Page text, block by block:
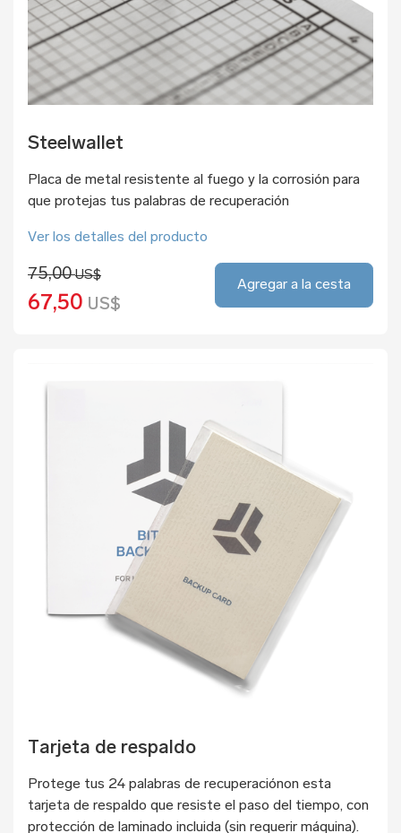
Steelwallet
Placa de metal resistente al fuego y la corrosión para
que protejas tus palabras de recuperación
Ver los detalles del producto
75,00US$
67,50 US$
Agregar a la cesta
Tarjeta de respaldo
Protege tus 24 palabras de recuperaciónon esta
tarjeta de respaldo que resiste el paso del tiempo, con
protección de laminado incluida (sin requerir máquina).